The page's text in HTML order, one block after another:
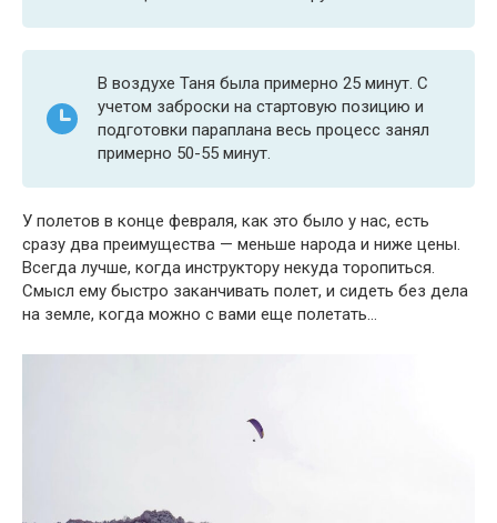
В воздухе Таня была примерно 25 минут. С
учетом заброски на стартовую позицию и
подготовки параплана весь процесс занял
примерно 50-55 минут.
У полетов в конце февраля, как это было у нас, есть
сразу два преимущества — меньше народа и ниже цены.
Всегда лучше, когда инструктору некуда торопиться.
Смысл ему быстро заканчивать полет, и сидеть без дела
на земле, когда можно с вами еще полетать…